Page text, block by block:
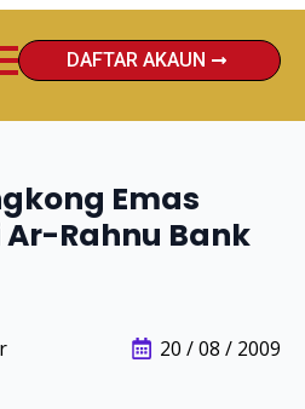
DAFTAR AKAUN
Emas
Ar-Rahnu Bank
20 / 08 / 2009